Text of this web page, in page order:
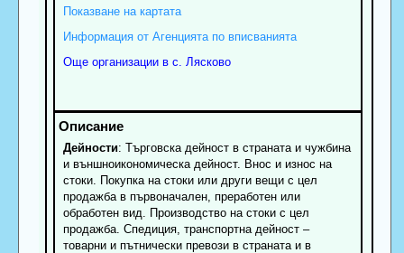
Показване на картата
Информация от Агенцията по вписванията
Още организации в с. Лясково
Дейности: Търговска дейност в страната и чужбина
и външноикономическа дейност. Внос и износ на
стоки. Покупка на стоки или други вещи с цел
продажба в първоначален, преработен или
обработен вид. Производство на стоки с цел
продажба. Спедиция, транспортна дейност –
товарни и пътнически превози в страната и в